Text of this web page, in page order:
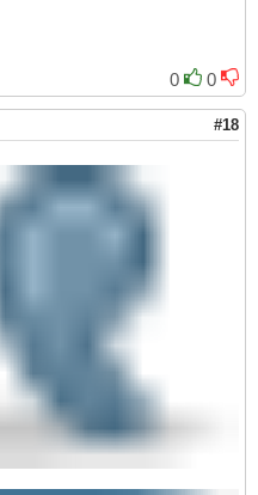
0
0
#18